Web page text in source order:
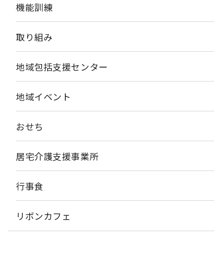
機能訓練
取り組み
地域包括支援センター
地域イベント
おせち
居宅介護支援事業所
行事食
リボンカフェ